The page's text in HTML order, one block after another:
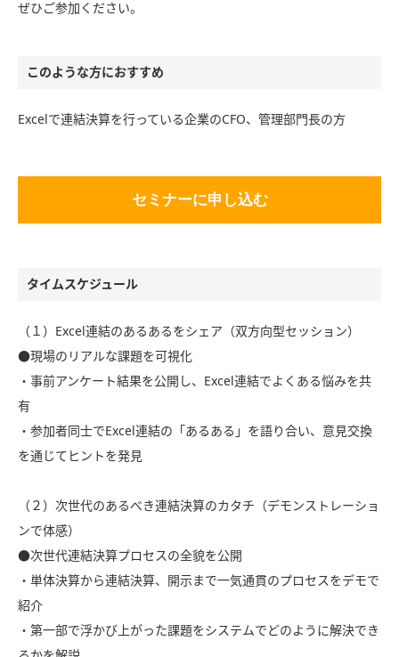
ぜひご参加ください。
このような方におすすめ
Excelで連結決算を行っている企業のCFO、管理部門長の方
セミナーに申し込む
タイムスケジュール
（１）Excel連結のあるあるをシェア（双方向型セッション）
●現場のリアルな課題を可視化
・事前アンケート結果を公開し、Excel連結でよくある悩みを共
有
・参加者同士でExcel連結の「あるある」を語り合い、意見交換
を通じてヒントを発見
（２）次世代のあるべき連結決算のカタチ（デモンストレーショ
ンで体感）
●次世代連結決算プロセスの全貌を公開
・単体決算から連結決算、開示まで一気通貫のプロセスをデモで
紹介
・第一部で浮かび上がった課題をシステムでどのように解決でき